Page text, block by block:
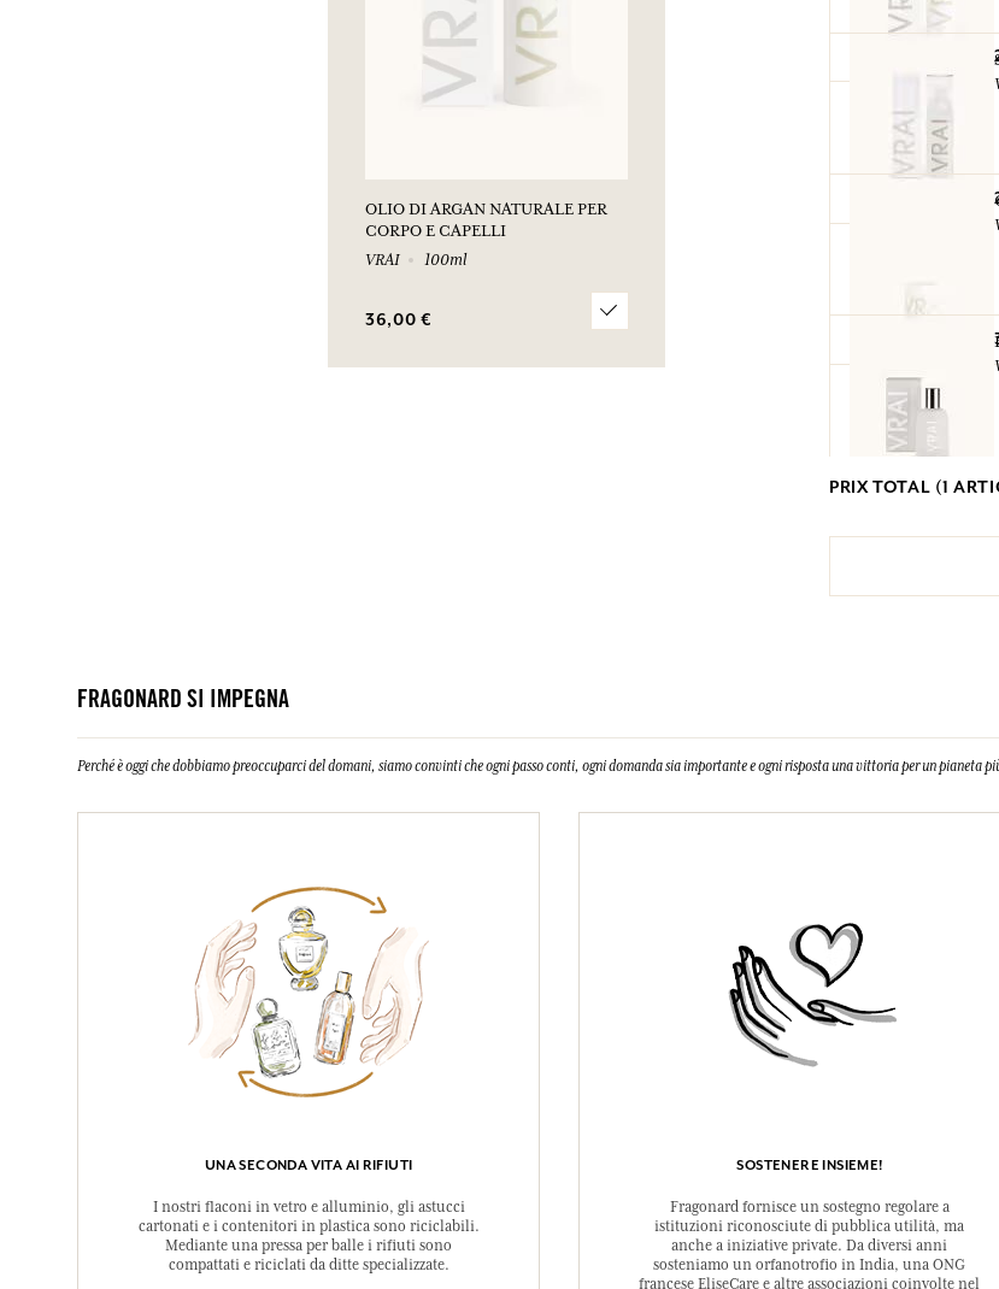
OLIO DI ARGAN NATURALE PER
CORPO E CAPELLI
VRAI
100ml
36,00 €
PRIX TOTAL (1
FRAGONARD SI IMPEGNA
Perché è oggi che dobbiamo preoccuparci del domani, siamo convinti che ogni passo conti, ogni domanda sia importante e ogni risposta una vittoria per un pianeta
UNA SECONDA VITA AI RIFIUTI
I nostri flaconi in vetro e alluminio, gli astucci
cartonati e i contenitori in plastica sono riciclabili.
Mediante una pressa per balle i rifiuti sono
compattati e riciclati da ditte specializzate.
SOSTENERE INSIEME!
Fragonard fornisce un sostegno regolare a
istituzioni riconosciute di pubblica utilità, ma
anche a iniziative private. Da diversi anni
sosteniamo un orfanotrofio in India, una ONG
francese EliseCare e altre associazioni coinvolte nel